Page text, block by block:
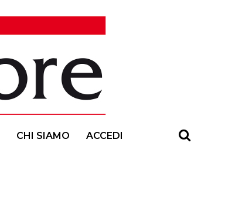
CHI SIAMO ACCEDI